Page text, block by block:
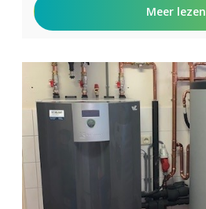
Meer lezen